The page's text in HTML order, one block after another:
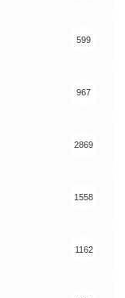
599
967
2869
1558
1162